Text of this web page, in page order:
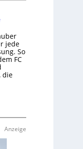
jede
So
FC
die
Anzeige